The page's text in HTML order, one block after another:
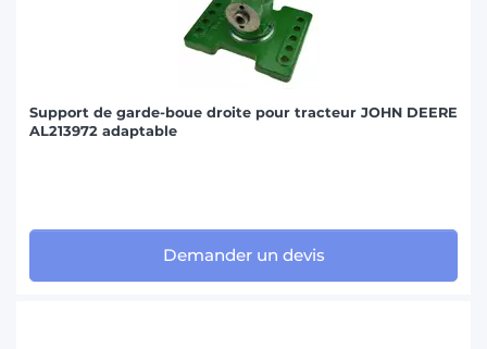
Support de garde-boue droite pour tracteur JOHN DEERE
AL213972 adaptable
Demander un devis